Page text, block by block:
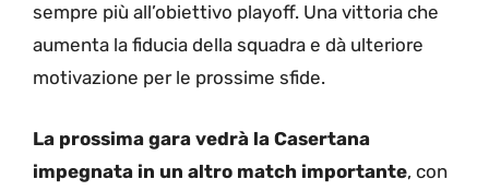
sempre più all’obiettivo playoff. Una vittoria che
aumenta la fiducia della squadra e dà ulteriore
motivazione per le prossime sfide.
La prossima gara vedrà la Casertana
impegnata in un altro match importante, con